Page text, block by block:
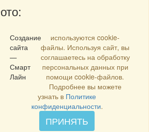
Создание
сайта
—
Смарт
Лайн
используются cookie-
файлы. Используя сайт, вы
соглашаетесь на обработку
персональных данных при
помощи cookie-файлов.
Подробнее вы можете
узнать в Политике
конфиденциальности.
ПРИНЯТЬ